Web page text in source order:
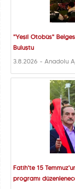
"Yeşil Otobüs"
Buluştu
3.8.2026 - Anadolu
Fatih'te 15
programı